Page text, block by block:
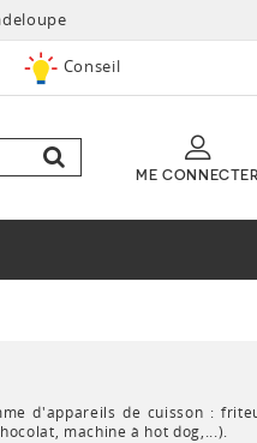
Conseil
ME CONNECTER
d'appareils de cuisson :
machine à hot dog,...).